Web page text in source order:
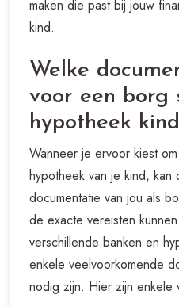
maken die past bij jouw
kind.
Welke
voor een borg
hypotheek
Wanneer je ervoor kiest
hypotheek van je kind, kan
documentatie van jou als
de exacte vereisten
verschillende banken en
enkele veelvoorkomende
nodig zijn. Hier zijn enkele